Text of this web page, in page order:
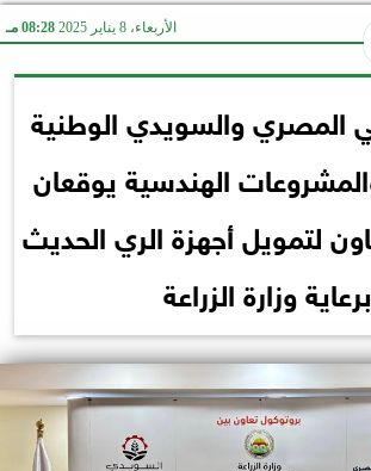
الأربعاء، 8 يناير 2025 08:28 مـ
المصري والسويدي الوطنية
الهندسية يوقعان
لتمويل أجهزة الري الحديث
برعاية وزارة الزراعة